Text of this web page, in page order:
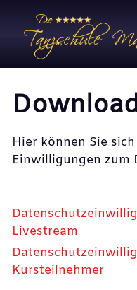
Hier können Sie
Einwilligungen zum
Livestream
Kursteilnehmer